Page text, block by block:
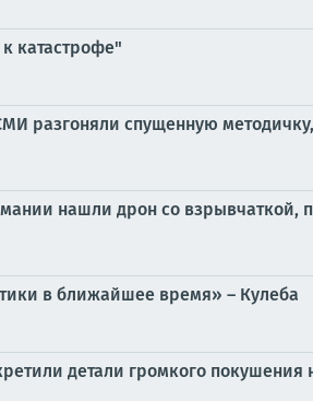
катастрофе"
разгоняли спущенную
нашли дрон со
в ближайшее время» – Кулеба
детали громкого покушения